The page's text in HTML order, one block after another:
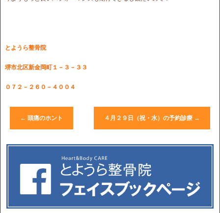
とようら整骨院
堺市北区新金岡町１－３－３３
０７２－２６０－４００４
← 頭痛のホント ４月２９日（祝・水）の予約診療 →